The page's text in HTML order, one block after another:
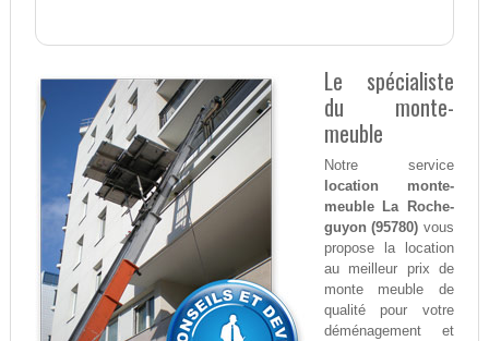
Le spécialiste
du monte-
meuble
Notre service
location monte-
meuble La Roche-
guyon (95780) vous
propose la location
au meilleur prix de
monte meuble de
qualité pour votre
déménagement et